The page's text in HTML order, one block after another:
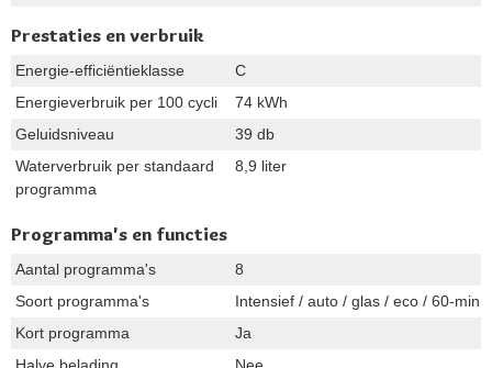
Prestaties en verbruik
Energie-efficiëntieklasse
C
Energieverbruik per 100 cycli
74 kWh
Geluidsniveau
39 db
Waterverbruik per standaard
programma
8,9 liter
Programma's en functies
Aantal programma's
8
Soort programma's
Intensief / auto / glas / eco / 60-min
Kort programma
Ja